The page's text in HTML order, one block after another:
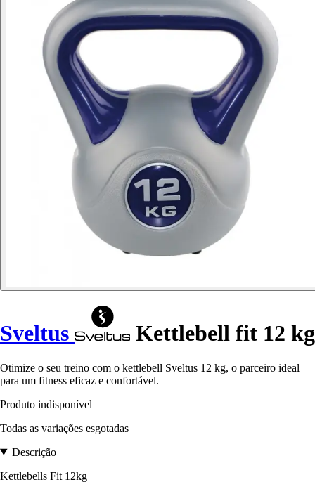
Sveltus Kettlebell fit 12 kg
Otimize o seu treino com o kettlebell Sveltus 12 kg, o parceiro ideal
para um fitness eficaz e confortável.
Produto indisponível
Todas as variações esgotadas
Descrição
Kettlebells Fit 12kg